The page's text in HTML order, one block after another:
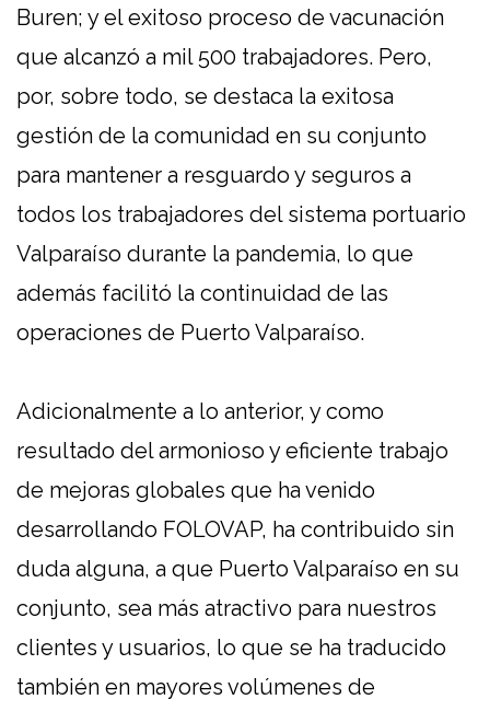
Buren; y el exitoso proceso de vacunación
que alcanzó a mil 500 trabajadores. Pero,
por, sobre todo, se destaca la exitosa
gestión de la comunidad en su conjunto
para mantener a resguardo y seguros a
todos los trabajadores del sistema portuario
Valparaíso durante la pandemia, lo que
además facilitó la continuidad de las
operaciones de Puerto Valparaíso.
Adicionalmente a lo anterior, y como
resultado del armonioso y eficiente trabajo
de mejoras globales que ha venido
desarrollando FOLOVAP, ha contribuido sin
duda alguna, a que Puerto Valparaíso en su
conjunto, sea más atractivo para nuestros
clientes y usuarios, lo que se ha traducido
también en mayores volúmenes de